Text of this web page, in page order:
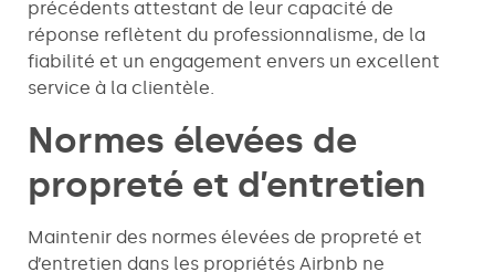
précédents attestant de leur capacité de
réponse reflètent du professionnalisme, de la
fiabilité et un engagement envers un excellent
service à la clientèle.
Normes élevées de
propreté et d’entretien
Maintenir des normes élevées de propreté et
d’entretien dans les propriétés Airbnb ne